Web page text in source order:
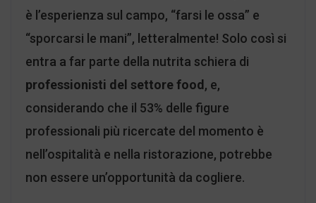
è l’esperienza sul campo, “farsi le ossa” e
“sporcarsi le mani”, letteralmente! Solo così si
entra a far parte della nutrita schiera di
professionisti del settore food , e,
considerando che il 53% delle figure
professionali più ricercate del momento è
nell’ospitalità e nella ristorazione, potrebbe
non essere un’opportunità da cogliere.